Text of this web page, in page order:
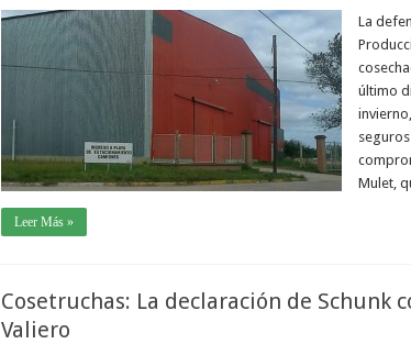
La
último
Mulet,
Leer Más »
Cosetruchas: La declaración de Schunk
Valiero